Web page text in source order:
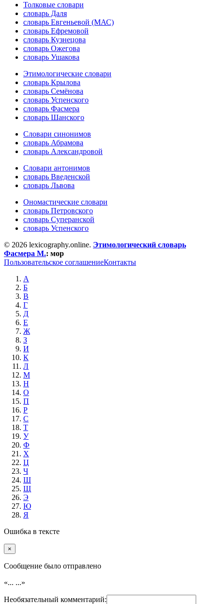
Толковые словари
словарь Даля
словарь Евгеньевой (МАС)
словарь Ефремовой
словарь Кузнецова
словарь Ожегова
словарь Ушакова
Этимологические словари
словарь Крылова
словарь Семёнова
словарь Успенского
словарь Фасмера
словарь Шанского
Словари синонимов
словарь Абрамова
словарь Александровой
Словари антонимов
словарь Введенской
словарь Львова
Ономастические словари
словарь Петровского
словарь Суперанской
словарь Успенского
© 2026 lexicography.online. Этимологический словарь
Фасмера М.: мор
Пользовательское соглашениеКонтакты
А
Б
В
Г
Д
Е
Ж
З
И
К
Л
М
Н
О
П
Р
С
Т
У
Ф
Х
Ц
Ч
Ш
Щ
Э
Ю
Я
Ошибка в тексте
×
Cообщение было отправлено
«... ...»
Необязательный комментарий: